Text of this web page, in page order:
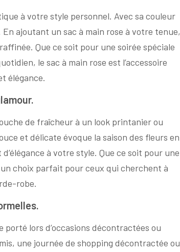
à votre style personnel. Avec sa couleur
En ajoutant un sac à main rose à votre tenue,
Que ce soit pour une soirée spéciale
le sac à main rose est l’accessoire
élégance.
de fraîcheur à un look printanier ou
et délicate évoque la saison des fleurs en
à votre style. Que ce soit pour une
choix parfait pour ceux qui cherchent à
robe.
lors d’occasions décontractées ou
une journée de shopping décontractée ou